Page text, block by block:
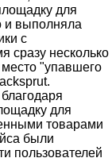
для
и выполняла
с
сразу несколько
"упавшего
для
товарами
были
пользователей